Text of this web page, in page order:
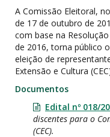
A Comissão Eleitoral,
de 17 de outubro de
com base na
de 2016, torna público
eleição de
Extensão e Cultura
Documentos
Edital nº 018/
discentes para o
(CEC).